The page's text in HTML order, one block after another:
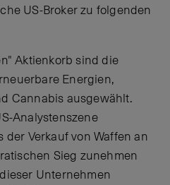
US-Broker zu folgenden
Aktienkorb sind die
Energien,
Cannabis ausgewählt.
Analystenszene
Verkauf von Waffen an
Sieg zunehmen
Unternehmen